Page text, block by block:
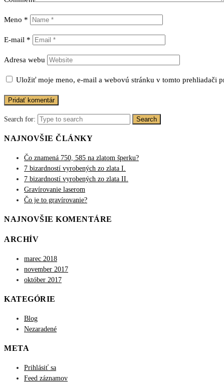
Meno *
E-mail *
Adresa webu
Uložiť moje meno, e-mail a webovú stránku v tomto prehliadači
Search for: Search
NAJNOVŠIE ČLÁNKY
Čo znamená 750, 585 na zlatom šperku?
7 bizardností vyrobených zo zlata I.
7 bizardností vyrobených zo zlata II.
Gravírovanie laserom
Čo je to gravírovanie?
NAJNOVŠIE KOMENTÁRE
ARCHÍV
marec 2018
november 2017
október 2017
KATEGÓRIE
Blog
Nezaradené
META
Prihlásiť sa
Feed záznamov